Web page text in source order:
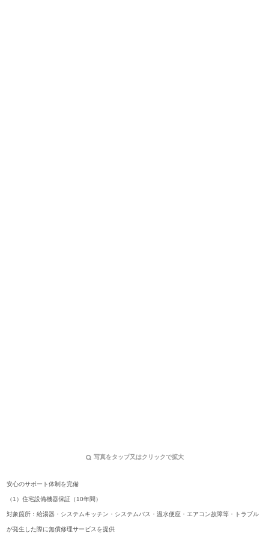
写真をタップ又はクリックで拡大
安心のサポート体制を完備
（1）住宅設備機器保証（10年間）
対象箇所：給湯器・システムキッチン・システムバス・温水便座・エアコン故障等・トラブル
が発生した際に無償修理サービスを提供